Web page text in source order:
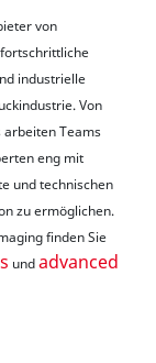
von
industrielle
Von
Teams
eng mit
und technischen
zu ermöglichen.
finden Sie
undadvanced